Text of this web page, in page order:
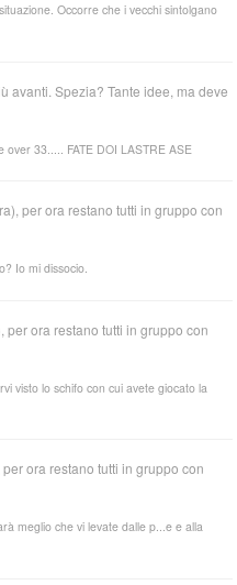
Occorre che i vecchi sintolgano
avanti. Spezia? Tante idee, ma deve
33..... FATE DOI LASTRE ASE
per ora restano tutti in gruppo con
Io mi dissocio.
per ora restano tutti in gruppo con
visto lo schifo con cui avete giocato la
ora restano tutti in gruppo con
meglio che vi levate dalle p...e e alla